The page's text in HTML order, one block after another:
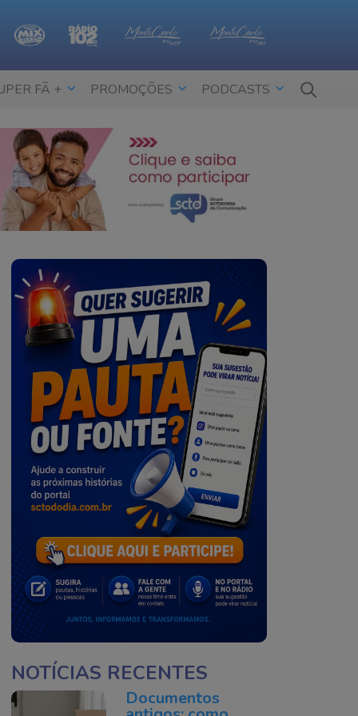
FÃ + PROMOÇÕES PODCASTS
NOTÍCIAS RECENTES
Documentos